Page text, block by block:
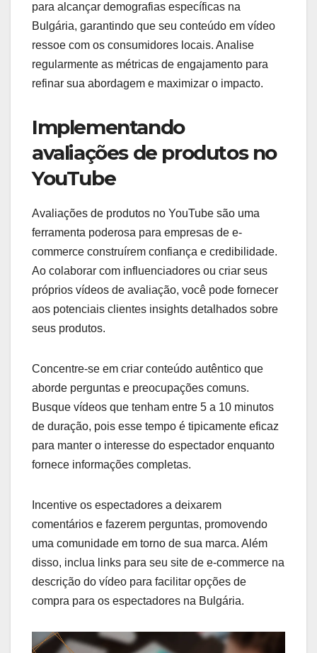
para alcançar demografias específicas na
Bulgária, garantindo que seu conteúdo em vídeo
ressoe com os consumidores locais. Analise
regularmente as métricas de engajamento para
refinar sua abordagem e maximizar o impacto.
Implementando
avaliações de produtos no
YouTube
Avaliações de produtos no YouTube são uma
ferramenta poderosa para empresas de e-
commerce construírem confiança e credibilidade.
Ao colaborar com influenciadores ou criar seus
próprios vídeos de avaliação, você pode fornecer
aos potenciais clientes insights detalhados sobre
seus produtos.
Concentre-se em criar conteúdo autêntico que
aborde perguntas e preocupações comuns.
Busque vídeos que tenham entre 5 a 10 minutos
de duração, pois esse tempo é tipicamente eficaz
para manter o interesse do espectador enquanto
fornece informações completas.
Incentive os espectadores a deixarem
comentários e fazerem perguntas, promovendo
uma comunidade em torno de sua marca. Além
disso, inclua links para seu site de e-commerce na
descrição do vídeo para facilitar opções de
compra para os espectadores na Bulgária.